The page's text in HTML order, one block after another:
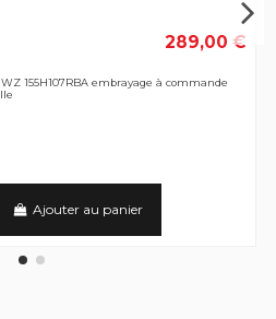
289,00 €
155H107RBA embrayage à commande
Ajouter au panier